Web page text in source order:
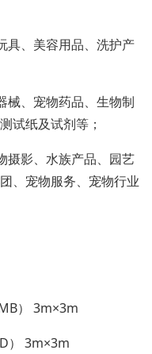
具、美容用品、洗护产
械、宠物药品、生物制
试纸及试剂等；
摄影、水族产品、园艺
、宠物服务、宠物行业
） 3m×3m
） 3m×3m